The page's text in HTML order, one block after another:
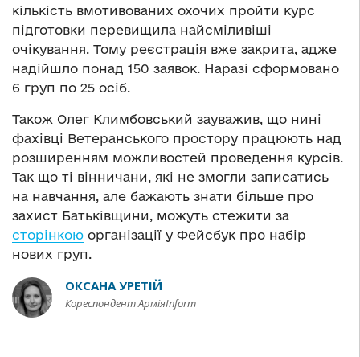
кількість вмотивованих охочих пройти курс
підготовки перевищила найсміливіші
очікування. Тому реєстрація вже закрита, адже
надійшло понад 150 заявок. Наразі сформовано
6 груп по 25 осіб.
Також Олег Климбовський зауважив, що нині
фахівці Ветеранського простору працюють над
розширенням можливостей проведення курсів.
Так що ті вінничани, які не змогли записатись
на навчання, але бажають знати більше про
захист Батьківщини, можуть стежити за
сторінкою організації у Фейсбук про набір
нових груп.
ОКСАНА УРЕТІЙ
Кореспондент АрміяInform